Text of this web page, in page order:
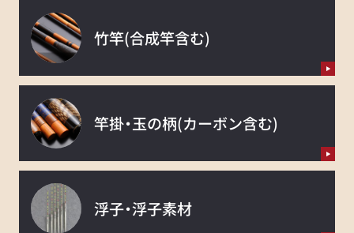
竹竿(合成竿含む)
竿掛・玉の柄(カーボン含む)
浮子・浮子素材